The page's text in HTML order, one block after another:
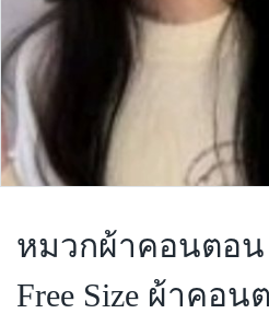
หมวกผ้าคอนตอน
Free Size ผ้าคอน